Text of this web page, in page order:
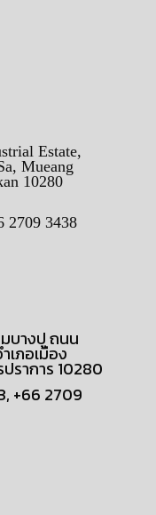
Estate,
Mueang
10280
2709 3438
บางปู ถนน
ภอเมือง
ราการ 10280
+66 2709